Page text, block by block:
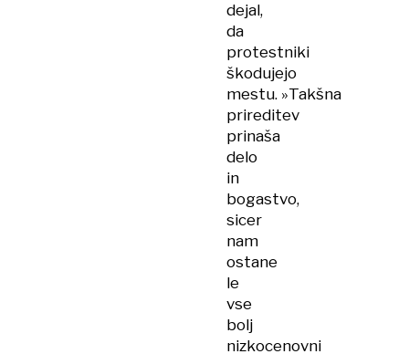
dejal,
da
protestniki
škodujejo
mestu. »Takšna
prireditev
prinaša
delo
in
bogastvo,
sicer
nam
ostane
le
vse
bolj
nizkocenovni